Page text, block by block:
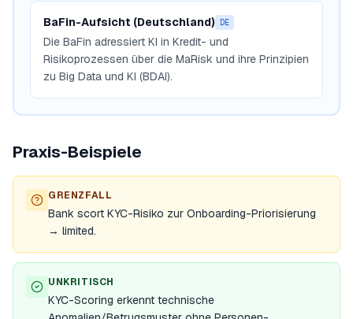
BaFin-Aufsicht (Deutschland) DE
Die BaFin adressiert KI in Kredit- und
Risikoprozessen über die MaRisk und ihre Prinzipien
zu Big Data und KI (BDAI).
Praxis-Beispiele
GRENZFALL
Bank scort KYC-Risiko zur Onboarding-Priorisierung
→ limited.
UNKRITISCH
KYC-Scoring erkennt technische